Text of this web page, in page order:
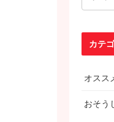
カテ
オスス
おそう